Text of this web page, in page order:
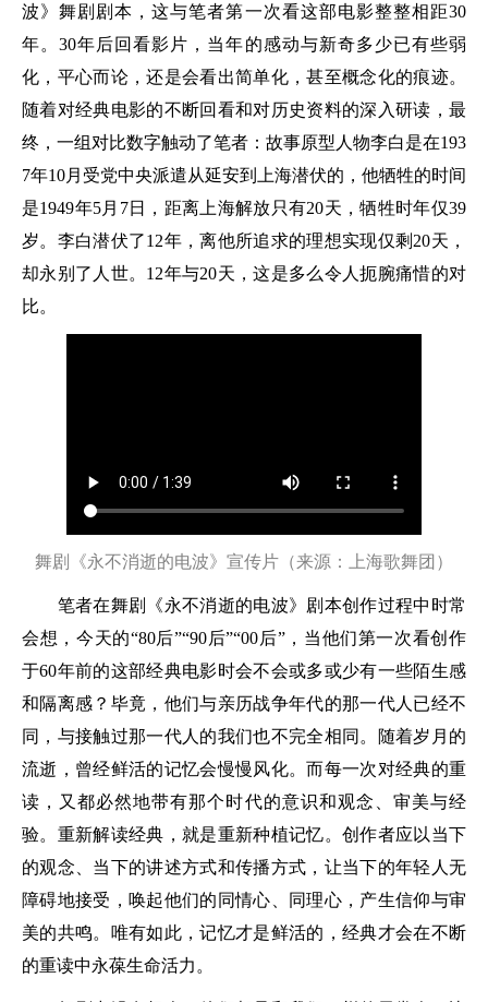
波》舞剧剧本，这与笔者第一次看这部电影整整相距30
年。30年后回看影片，当年的感动与新奇多少已有些弱
化，平心而论，还是会看出简单化，甚至概念化的痕迹。
随着对经典电影的不断回看和对历史资料的深入研读，最
终，一组对比数字触动了笔者：故事原型人物李白是在193
7年10月受党中央派遣从延安到上海潜伏的，他牺牲的时间
是1949年5月7日，距离上海解放只有20天，牺牲时年仅39
岁。李白潜伏了12年，离他所追求的理想实现仅剩20天，
却永别了人世。12年与20天，这是多么令人扼腕痛惜的对
比。
舞剧《永不消逝的电波》宣传片（来源：上海歌舞团）
笔者在舞剧《永不消逝的电波》剧本创作过程中时常
会想，今天的“80后”“90后”“00后”，当他们第一次看创作
于60年前的这部经典电影时会不会或多或少有一些陌生感
和隔离感？毕竟，他们与亲历战争年代的那一代人已经不
同，与接触过那一代人的我们也不完全相同。随着岁月的
流逝，曾经鲜活的记忆会慢慢风化。而每一次对经典的重
读，又都必然地带有那个时代的意识和观念、审美与经
验。重新解读经典，就是重新种植记忆。创作者应以当下
的观念、当下的讲述方式和传播方式，让当下的年轻人无
障碍地接受，唤起他们的同情心、同理心，产生信仰与审
美的共鸣。唯有如此，记忆才是鲜活的，经典才会在不断
的重读中永葆生命活力。